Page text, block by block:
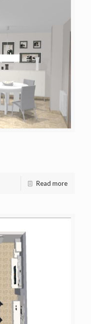
Read more